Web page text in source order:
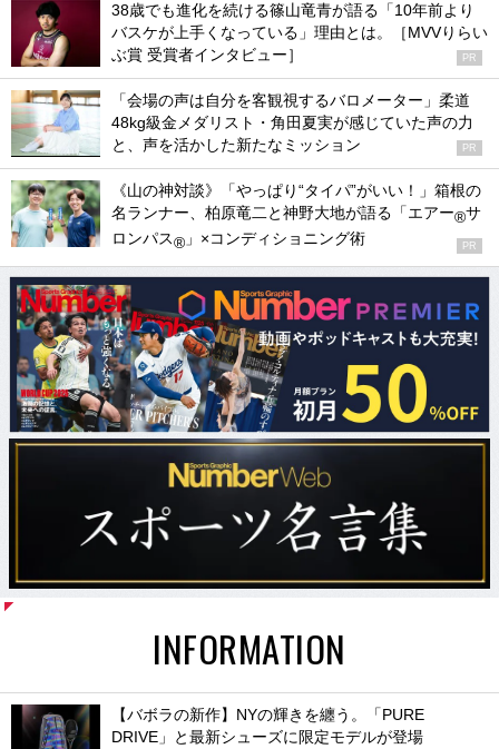
38歳でも進化を続ける篠山竜青が語る「10年前より
バスケが上手くなっている」理由とは。［MVVりらい
ぶ賞 受賞者インタビュー］
PR
「会場の声は自分を客観視するバロメーター」柔道
48kg級金メダリスト・角田夏実が感じていた声の力
と、声を活かした新たなミッション
PR
《山の神対談》「やっぱり“タイパ”がいい！」箱根の
名ランナー、柏原竜二と神野大地が語る「エアー®サ
ロンパス® 」×コンディショニング術 PR
INFORMATION
【バボラの新作】NYの輝きを纏う。「PURE
DRIVE」と最新シューズに限定モデルが登場